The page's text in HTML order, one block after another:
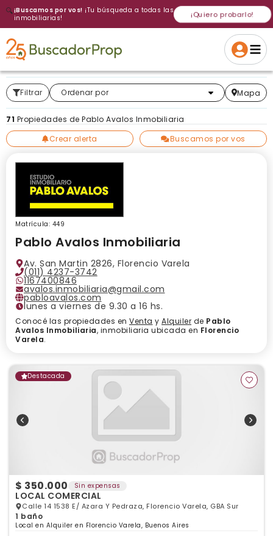
🔍¡Buscamos por vos! ¡Tu búsqueda a todas las
inmobiliarias!
¡Quiero probarlo!
Cancelar Si, eliminar
Gracias
Volver a intentar
Volver a intentarlo
Crear alerta
¡Si, enviar a todos!
Filtrar Ordenar por
Más relevantes Mapa
71 Propiedades de Pablo Avalos Inmobiliaria
Crear alerta
Buscamos por vos
Pablo Avalos Inmobiliaria
Av. San Martin 2826, Florencio Varela
(011) 4237-3742
1167400846
avalos.inmobiliaria@gmail.com
pabloavalos.com
lunes a viernes de 9.30 a 16 hs.
Matrícula: 449
Conocé las propiedades en Venta y Alquiler de Pablo
Avalos Inmobiliaria, inmobiliaria ubicada en Florencio
Varela.
Destacada
$ 350.000 Sin expensas
LOCAL COMERCIAL
Calle 14 1538 E/ Azara Y Pedraza, Florencio Varela, GBA Sur
1 baño
Local en Alquiler en Florencio Varela, Buenos Aires